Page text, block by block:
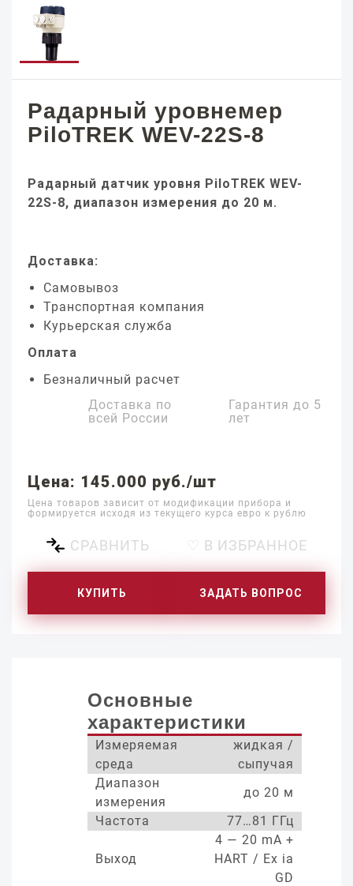
Радарный уровнемер
PiloTREK WEV-22S-8
Радарный датчик уровня PiloTREK WEV-
22S-8, диапазон измерения до 20 м.
Доставка:
Самовывоз
Транспортная компания
Курьерская служба
Оплата
Безналичный расчет
Доставка по
всей России
Гарантия до 5
лет
Цена: 145.000 руб./шт
Цена товаров зависит от модификации прибора и
формируется исходя из текущего курса евро к рублю
СРАВНИТЬ ♡ В ИЗБРАННОЕ
КУПИТЬ ЗАДАТЬ ВОПРОС
Основные
характеристики
Измеряемая
среда
жидкая /
сыпучая
Диапазон
измерения
до 20 м
Частота
77…81 ГГц
Выход
4 — 20 mA +
HART / Ex ia
GD